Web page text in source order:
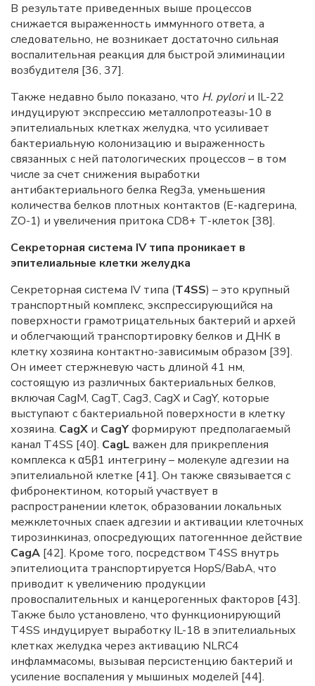
В результате приведенных выше процессов
снижается выраженность иммунного ответа, а
следовательно, не возникает достаточно сильная
воспалительная реакция для быстрой элиминации
возбудителя [36, 37].
Также недавно было показано, что H. pyloriи IL-22
индуцируют экспрессию металлопротеазы-10 в
эпителиальных клетках желудка, что усиливает
бактериальную колонизацию и выраженность
связанных с ней патологических процессов – в том
числе за счет снижения выработки
антибактериального белка Reg3a, уменьшения
количества белков плотных контактов (Е-кадгерина,
ZO-1) и увеличения притока CD8+ Т-клеток [38].
Секреторная система IV типа проникает в
эпителиальные клетки желудка
Секреторная система IV типа (T4SS) – это крупный
транспортный комплекс, экспрессирующийся на
поверхности грамотрицательных бактерий и архей
и облегчающий транспортировку белков и ДНК в
клетку хозяина контактно-зависимым образом [39].
Он имеет стержневую часть длиной 41 нм,
состоящую из различных бактериальных белков,
включая CagM, CagT, Cag3, CagX и CagY, которые
выступают с бактериальной поверхности в клетку
хозяина. CagX и CagYформируют предполагаемый
канал T4SS [40]. CagL важен для прикрепления
комплекса к α5β1 интегрину – молекуле адгезии на
эпителиальной клетке [41]. Он также связывается с
фибронектином, который участвует в
распространении клеток, образовании локальных
межклеточных спаек адгезии и активации клеточных
тирозинкиназ, опосредующих патогеннное действие
CagA [42]. Кроме того, посредством T4SS внутрь
эпителиоцита транспортируется HopS/BabA, что
приводит к увеличению продукции
провоспалительных и канцерогенных факторов [43].
Также было установлено, что функционирующий
T4SS индуцирует выработку IL-18 в эпителиальных
клетках желудка через активацию NLRC4
инфламмасомы, вызывая персистенцию бактерий и
усиление воспаления у мышиных моделей [44].